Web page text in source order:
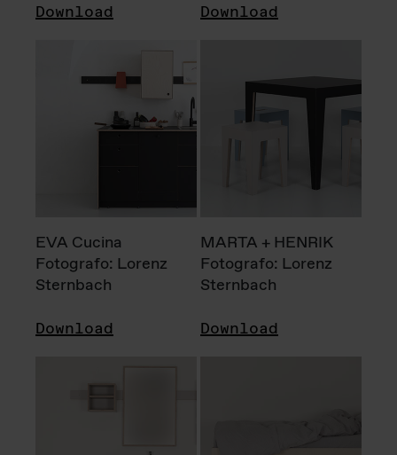
Download Download
EVA Cucina
Fotografo: Lorenz
Sternbach
Download
MARTA + HENRIK
Fotografo: Lorenz
Sternbach
Download